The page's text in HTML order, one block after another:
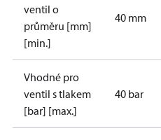
ventil o
průměru [mm]
[min.]
40 mm
Vhodné pro
ventil s tlakem
[bar] [max.]
40 bar